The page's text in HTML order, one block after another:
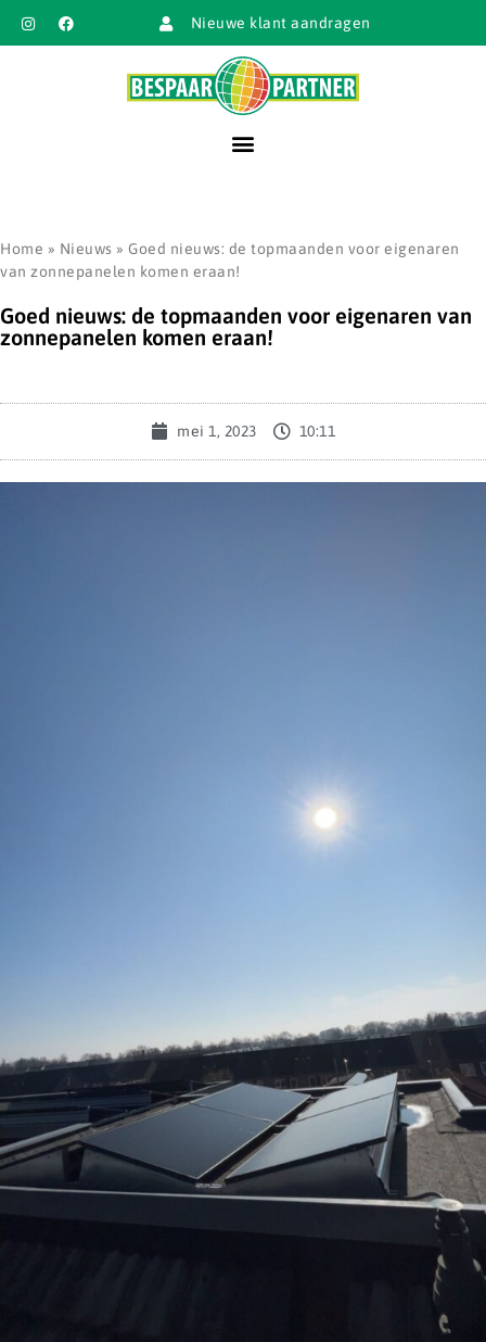
Nieuwe klant aandragen
Home » Nieuws » Goed nieuws: de topmaanden voor eigenaren
van zonnepanelen komen eraan!
Goed nieuws: de topmaanden voor eigenaren van
zonnepanelen komen eraan!
mei 1, 2023 10:11